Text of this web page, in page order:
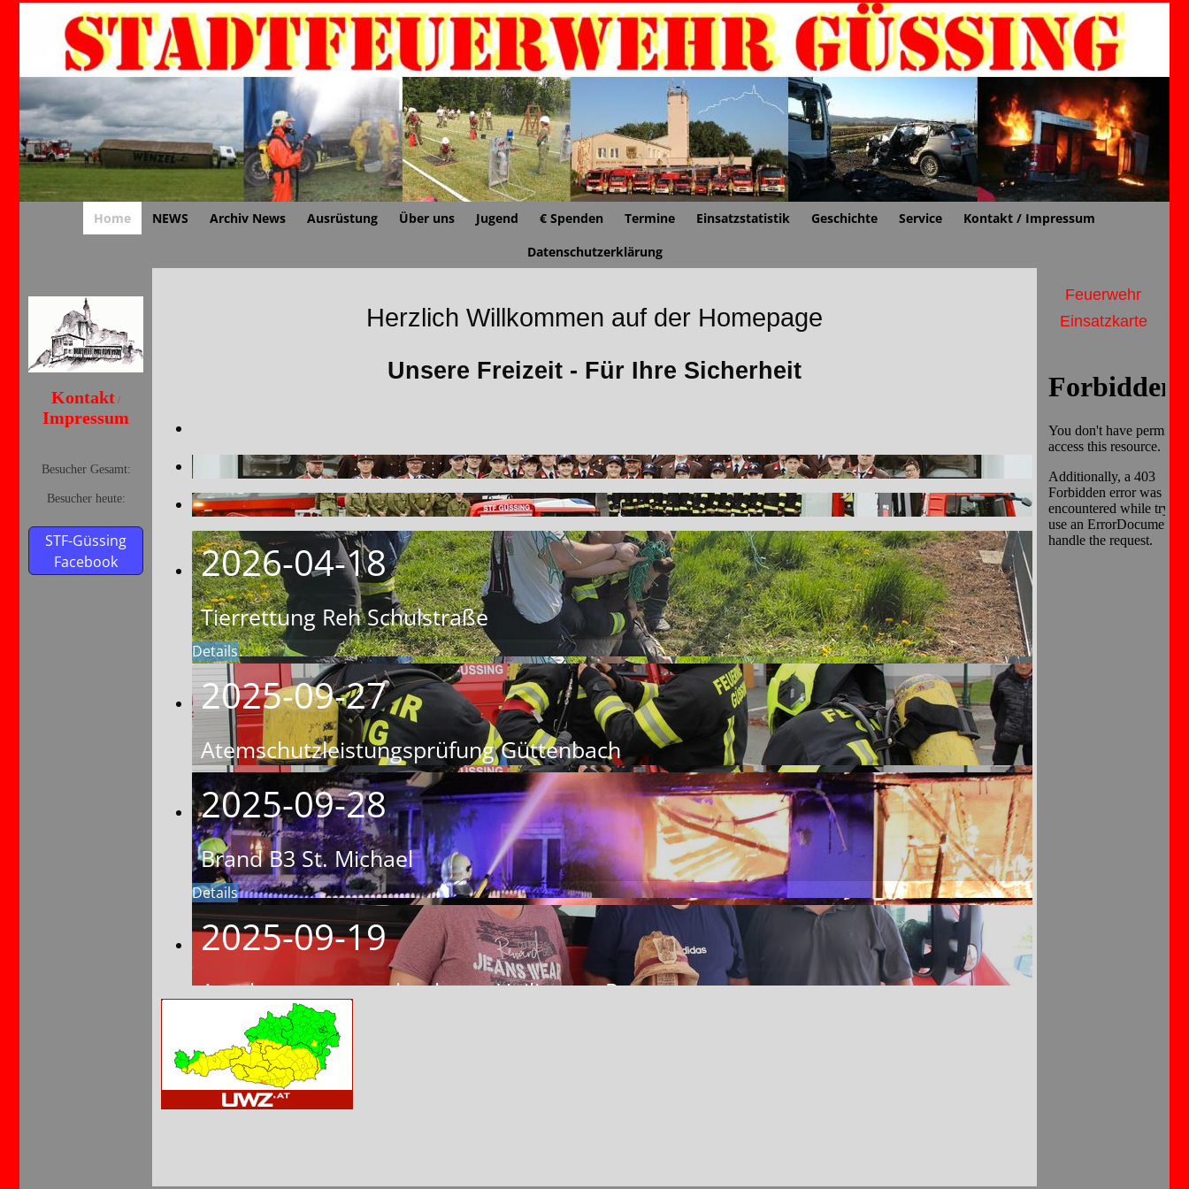
Home NEWS Archiv News Ausrüstung Über uns Jugend € Spenden Termine Einsatzstatistik Geschichte Service
Kontakt / Impressum
Datenschutzerklärung
Kontakt /
Impressum
Besucher Gesamt:
Besucher heute:
STF-Güssing
Facebook
Feuerwehr
Einsatzkarte
Herzlich Willkommen auf der Homepage
Unsere Freizeit - Für Ihre Sicherheit
2026-04-18
Tierrettung Reh Schulstraße
Details
2025-09-27
Atemschutzleistungsprüfung Güttenbach
2025-09-28
Brand B3 St. Michael
Details
2025-09-19
Anerkennungsgeschenk von Heilimann Peter
2025-09-19